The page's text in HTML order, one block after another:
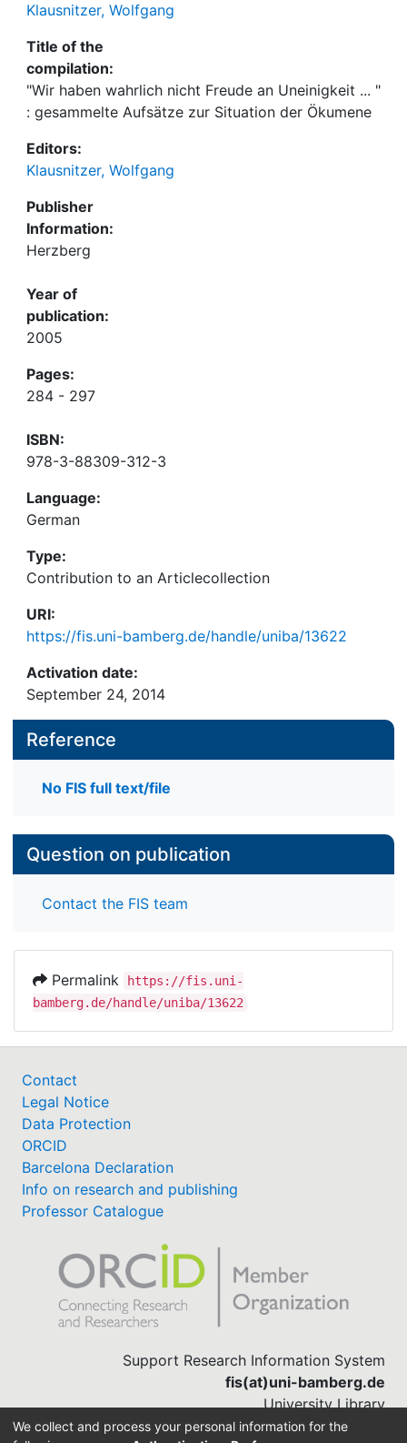
Klausnitzer, Wolfgang
Title of the
compilation:
"Wir haben wahrlich nicht Freude an Uneinigkeit ... "
: gesammelte Aufsätze zur Situation der Ökumene
Editors:
Klausnitzer, Wolfgang
Publisher
Information:
Herzberg
Year of
publication:
2005
Pages:
284 - 297
ISBN:
978-3-88309-312-3
Language:
German
Type:
Contribution to an Articlecollection
URI:
https://fis.uni-bamberg.de/handle/uniba/13622
Activation date:
September 24, 2014
Reference
No FIS full text/file
Question on publication
Contact the FIS team
Permalink
https://fis.uni-
bamberg.de/handle/uniba/13622
Contact
Legal Notice
Data Protection
ORCID
Barcelona Declaration
Info on research and publishing
Professor Catalogue
Support Research Information System
fis(at)uni-bamberg.de
University Library
(0951) 863-1568
We collect and process your personal information for the